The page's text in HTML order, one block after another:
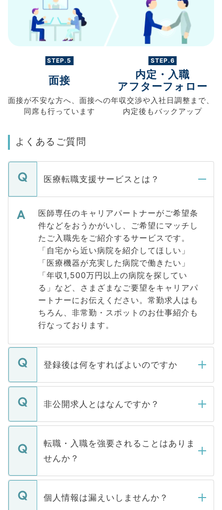
STEP.5
面接
面接が不安な方へ、 面接への
同席も行っています
STEP.6
内定・入職
アフターフォロー
年収交渉や入社日調整まで、
内定後もバックアップ
よくあるご質問
医療転職支援サービスとは？
医師専任のキャリアパートナーがご希望条
件などをおうかがいし、ご希望にマッチし
たご入職先をご紹介するサービスです。
「自宅から近い病院を紹介してほしい」
「医療機器が充実した病院で働きたい」
「年収1,500万円以上の病院を探してい
る」など、さまざまなご要望をキャリアパ
ートナーにお伝えください。常勤求人はも
ちろん、非常勤・スポットのお仕事紹介も
行なっております。
登録後は何をすればよいのですか
ご登録いただきましたら、弊社担当者がご
登録内容を確認し、その後メールもしくは
ます。通常、5営業日以内にはご連絡をせて
いただきますので、しばらくお待ちくださ
非公開求人とはなんですか？
マイナビDOCTORで取り扱っている求人の
うち約3割は、Webサイトからご覧いただ
けない「非公開求人」です。非公開求人は
下記の理由によって、一般には公開してい
ません。
■応募殺到を避けるため 人気のある医療機
転職・入職を強要されることはありま
せんか？
転職・入職を強要することは一切ありませ
ん。また、仮に応募先から内定をいただい
個人情報は漏えいしませんか？